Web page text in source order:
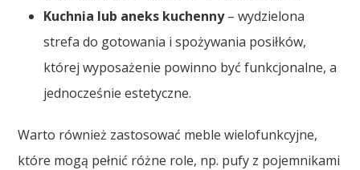
Kuchnia lub aneks kuchenny– wydzielona
strefa do gotowania i spożywania posiłków,
której wyposażenie powinno być funkcjonalne, a
jednocześnie estetyczne.
Warto również zastosować meble wielofunkcyjne,
które mogą pełnić różne role, np. pufy z pojemnikami